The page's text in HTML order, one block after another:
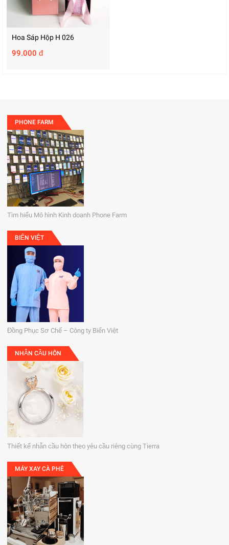
Hoa Sáp Hộp H 026
99.000 đ
PHONE FARM
Tìm hiểu Mô hình Kinh doanh Phone Farm
BIỂN VIỆT
Đồng Phục Sơ Chế – Công ty Biển Việt
NHẪN CẦU HÔN
Thiết kế nhẫn cầu hôn theo yêu cầu riêng cùng Tierra
MÁY XAY CÀ PHÊ